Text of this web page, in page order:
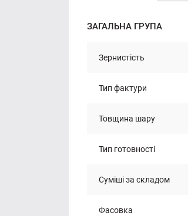
ЗАГАЛЬНА ГРУПА
Зернистість
Тип фактури
Товщина шару
Тип готовності
Суміші за складом
Фасовка